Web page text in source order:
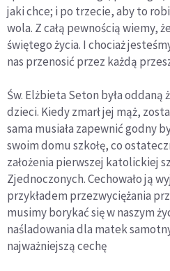
jaki chce; i po trzecie, aby to
wola. Z całą pewnością wiemy,
świętego życia. I chociaż
nas przenosić przez każdą
Św. Elżbieta Seton była oddaną
dzieci. Kiedy zmarł jej mąż,
sama musiała zapewnić godny
swoim domu szkołę, co
założenia pierwszej katolickiej
Zjednoczonych. Cechowało ją
przykładem przezwyciężania
musimy borykać się w naszym
naśladowania dla matek
najważniejszą cechę